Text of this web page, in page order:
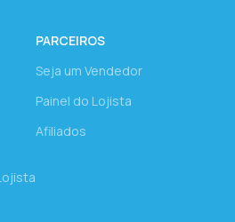
PARCEIROS
Seja um Vendedor
Painel do Lojista
Afiliados